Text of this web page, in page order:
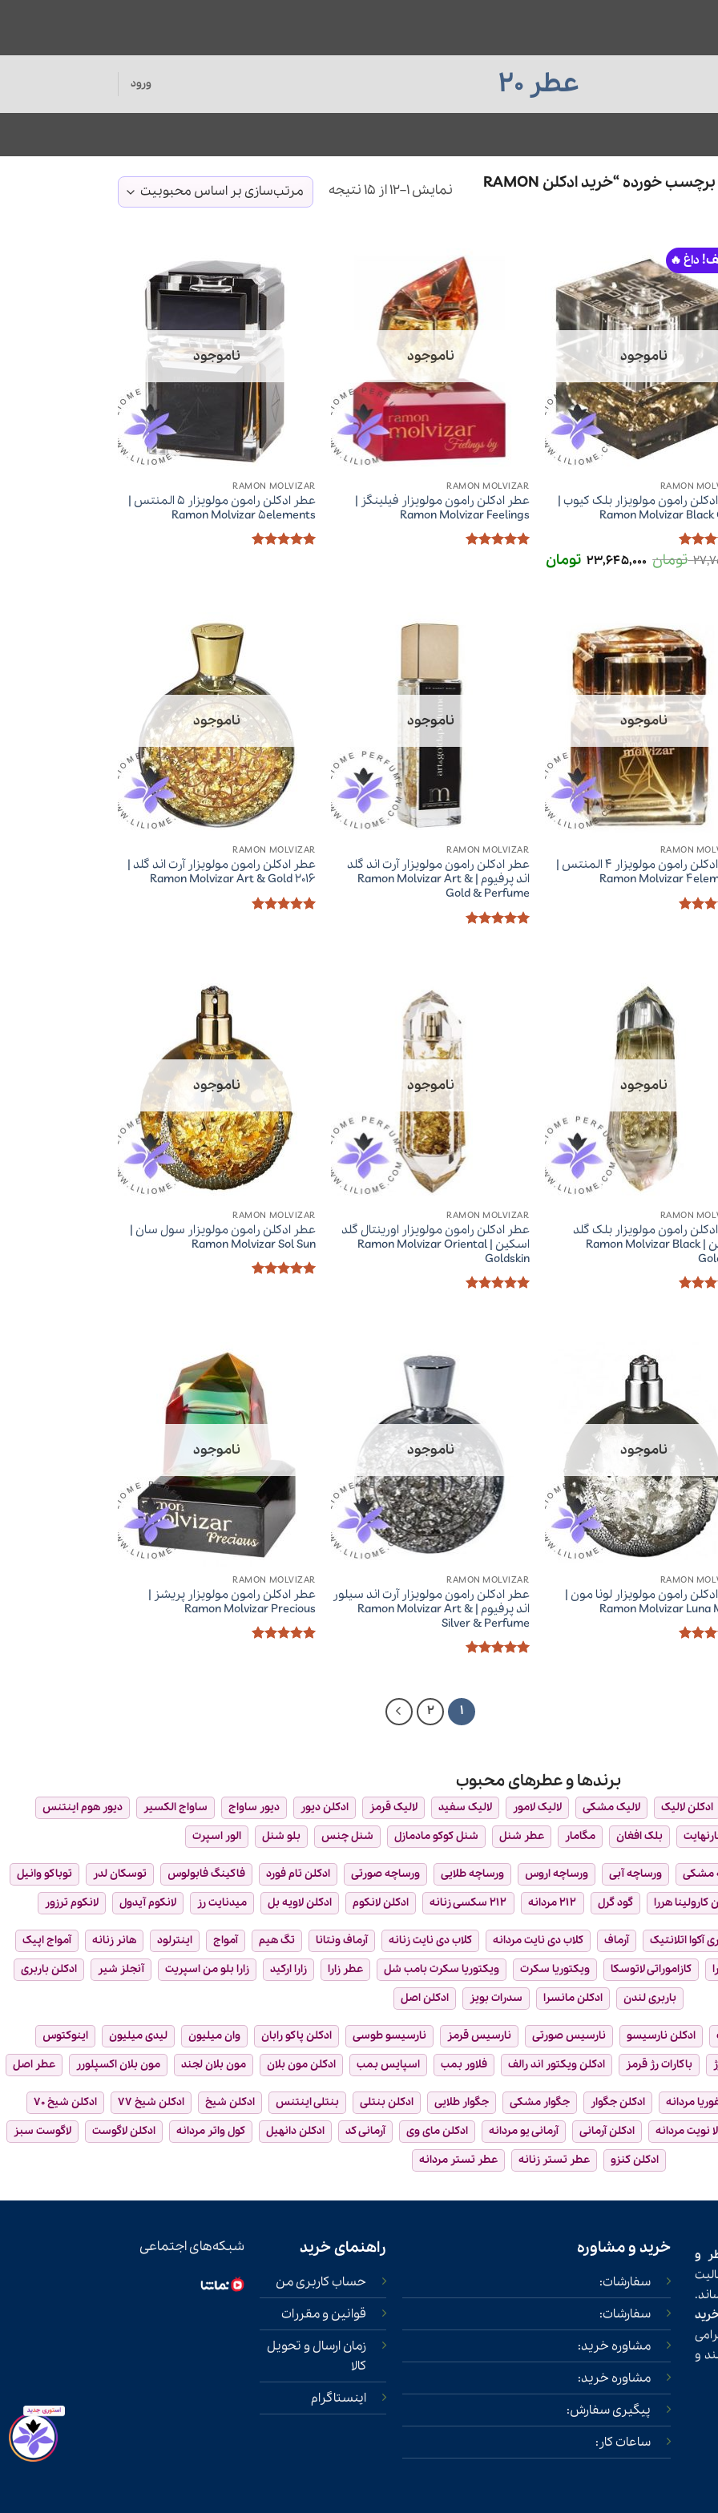
عطر 20 ورود
محصولات برچسب خورده “خرید ادکلن RAMON
نمایش 1–12 از 15 نتیجه
مرتب‌سازی
ناموجود
RAMON
رامون مولویزار بلک کیوب |
Ramon Molvizar Black
5ازتومان قیمت
اصلی
23,645,000 تومان
ناموجود
RAMON MOLVIZAR
عطر ادکلن رامون مولویزار فیلینگز |
Ramon Molvizar Feelings
ناموجود
RAMON MOLVIZAR
عطر ادکلن رامون مولویزار 5 المنتس |
Ramon Molvizar 5elements
ناموجود
RAMON
عطر ادکلن رامون مولویزار 4 المنتس |
Ramon Molvizar
ناموجود
RAMON MOLVIZAR
عطر ادکلن رامون مولویزار آرت اند گلد
اند پرفیوم | Ramon Molvizar Art &
Gold & Perfume
ناموجود
RAMON MOLVIZAR
عطر ادکلن رامون مولویزار آرت اند گلد |
Ramon Molvizar Art & Gold 2016
ناموجود
RAMON
رامون مولویزار بلک گلد
اسکین | Ramon Molvizar Black
ناموجود
RAMON MOLVIZAR
عطر ادکلن رامون مولویزار اورینتال گلد
اسکین | Ramon Molvizar Oriental
Goldskin
ناموجود
RAMON MOLVIZAR
عطر ادکلن رامون مولویزار سول سان |
Ramon Molvizar Sol Sun
ناموجود
RAMON
رامون مولویزار لونا مون |
Ramon Molvizar Luna
ناموجود
RAMON MOLVIZAR
عطر ادکلن رامون مولویزار آرت اند سیلور
اند پرفیوم | Ramon Molvizar Art &
Silver & Perfume
ناموجود
RAMON MOLVIZAR
عطر ادکلن رامون مولویزار پریشز |
Ramon Molvizar Precious
1
2
برندها و عطرهای محبوب
ادکلن لالیک لالیک مشکی لالیک لامور لالیک سفید لالیک قرمز ادکلن دیور دیور ساواج ساواج الکسیر
دیور هوم اینتنس
بلک افغان مگامار عطر شنل شنل کوکو مادمازل شنل چنس بلو شنل الور اسپرت
مشکی ورساچه آبی ورساچه اروس ورساچه طلایی ورساچه صورتی ادکلن تام فورد فاکینگ فابولوس توسکان لدر
توباکو وانیل
کارولینا هررا گود گرل ۲۱۲ مردانه ۲۱۲ سکسی زنانه ادکلن لانکوم ادکلن لاویه بل میدنایت رز لانکوم آیدول لانکوم ترزور
آکوا اتلانتیک آرماف کلاب دی نایت مردانه کلاب دی نایت زنانه آرماف ونتانا تگ هیم آمواج اینترلود هانر زنانه
آمواج اپیک
کازاموراتی لاتوسکا ویکتوریا سکرت ویکتوریا سکرت بامب شل عطر زارا زارا ارکید زارا بلو من اسپریت آنجلز شیر
ادکلن باربری
باربری لندن
ادکلن مانسرا سدرات بویز ادکلن اصل
ادکلن نارسیسو نارسیس صورتی نارسیس قرمز نارسیسو طوسی ادکلن پاکو رابان وان میلیون لیدی میلیون
اینوکتوس
باکارات رژ قرمز ادکلن ویکتور اند رالف فلاور بمب اسپایس بمب ادکلن مون بلان مون بلان لجند مون بلان اکسپلورر عطر اصل
مردانه ادکلن جگوار جگوار مشکی جگوار طلایی ادکلن بنتلی بنتلی اینتنس ادکلن شیخ ادکلن شیخ ۷۷
ادکلن شیخ ۷۰
نویت مردانه ادکلن آرمانی آرمانی یو مردانه ادکلن مای وی آرمانی کد ادکلن دانهیل کول واتر مردانه ادکلن لاگوست
لاگوست سبز
ادکلن کنزو
عطر تستر زنانه عطر تستر مردانه
و
و
خرید و مشاوره
سفارشات:
سفارشات:
مشاوره خرید:
مشاوره خرید:
پیگیری سفارش:
ساعات کار:
راهنمای خرید
حساب کاربری من
قوانین و مقررات
زمان ارسال و تحویل
کالا
اینستاگرام
شبکه‌های اجتماعی